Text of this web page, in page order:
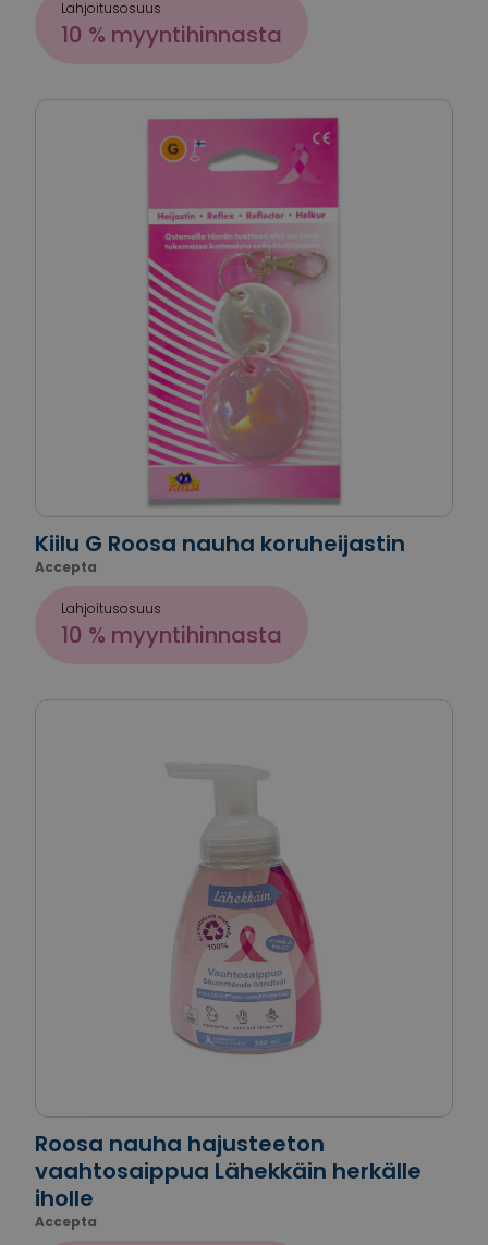
Lahjoitusosuus
10 % myyntihinnasta
Kiilu G Roosa nauha koruheijastin
Accepta
Lahjoitusosuus
10 % myyntihinnasta
Roosa nauha hajusteeton
vaahtosaippua Lähekkäin herkälle
iholle
Accepta